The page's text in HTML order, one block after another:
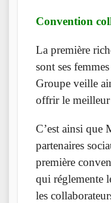
Convention
La première
sont ses
Groupe veille
offrir le
C’est ainsi que
partenaires
première
qui réglemente
les